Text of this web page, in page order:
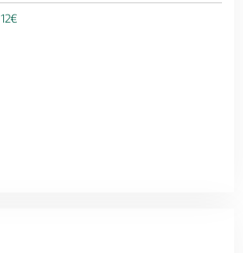
12€